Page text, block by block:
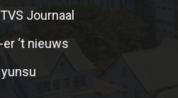
Journaal
er ‘t nieuws